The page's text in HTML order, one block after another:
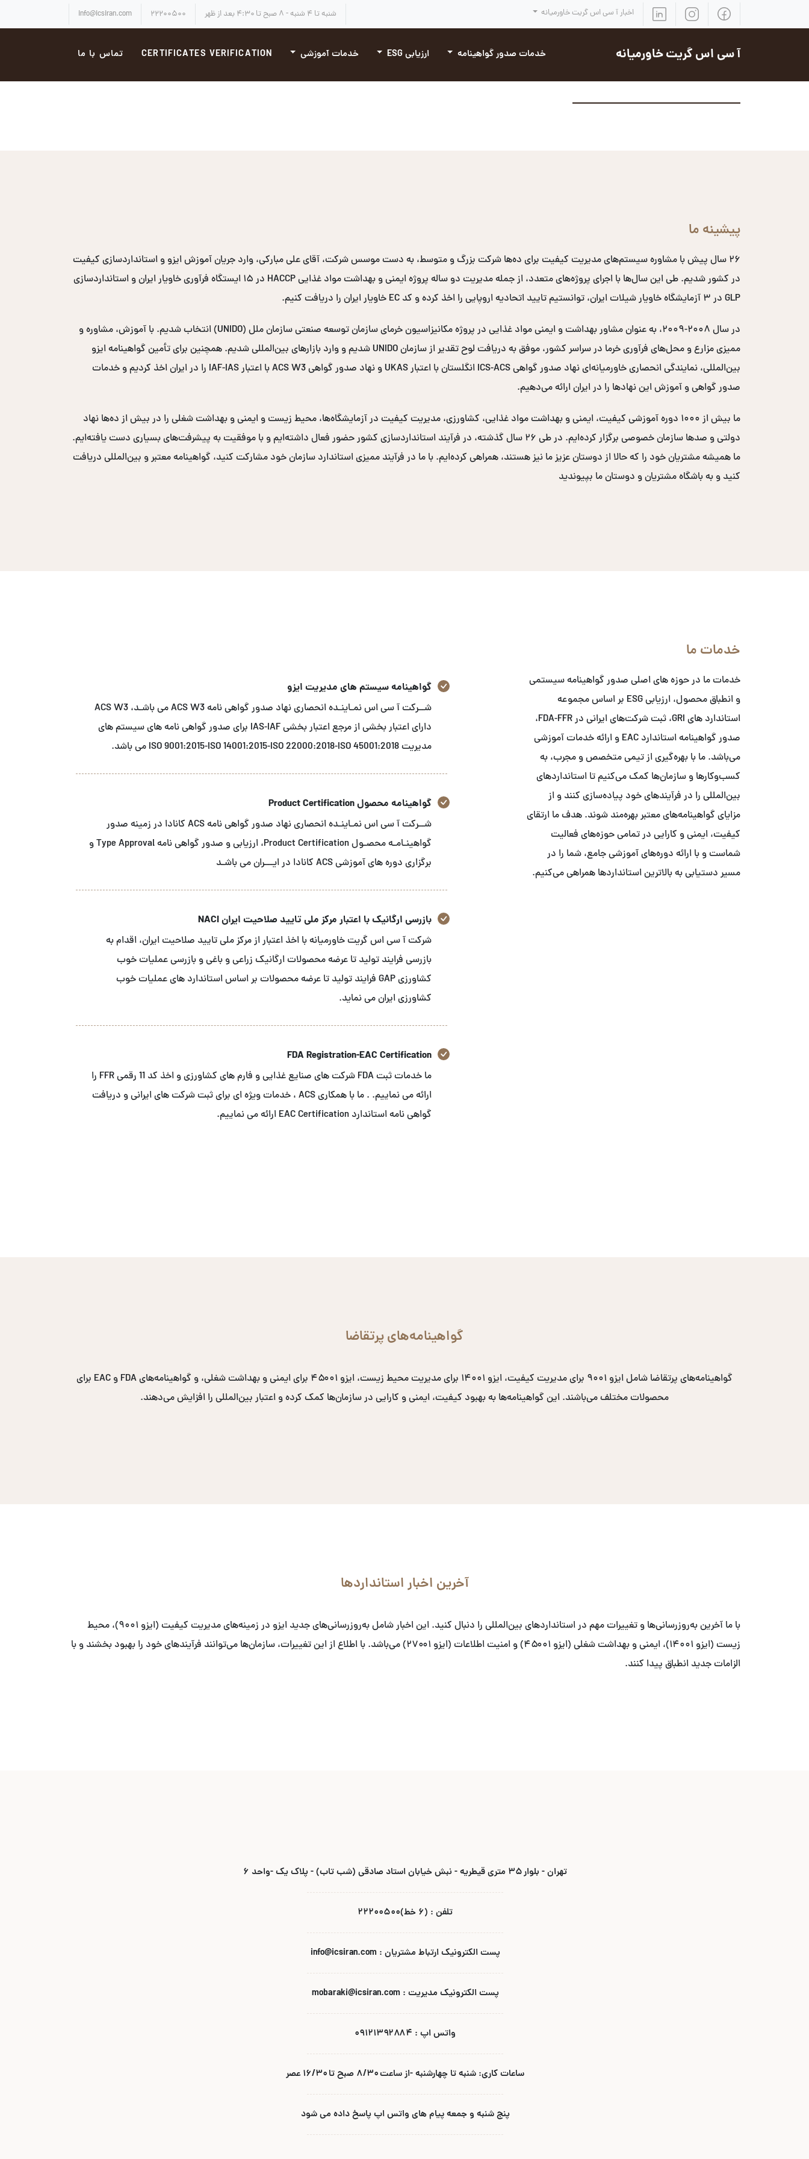
اخبار آ سی اس گریت خاورمیانه شنبه تا ۴ شنبه - ۸ صبح تا ۴:۳۰ بعد از ظهر ۲۲۲۰۰۵۰۰ info@icsiran.com
آ سی اس گریت خاورمیانه خدمات صدور گواهینامه ارزیابی ESG خدمات آموزشی CERTIFICATES VERIFICATION تماس با ما
پیشینه ما
۲۶ سال پیش با مشاوره سیستم‌های مدیریت کیفیت برای ده‌ها شرکت بزرگ و متوسط، به دست موسس شرکت، آقای علی مبارکی، وارد جریان آموزش ایزو و استانداردسازی کیفیت
در کشور شدیم. طی این سال‌ها با اجرای پروژه‌های متعدد، از جمله مدیریت دو ساله پروژه ایمنی و بهداشت مواد غذایی HACCP در ۱۵ ایستگاه فرآوری خاویار ایران و استانداردسازی
GLP در ۳ آزمایشگاه خاویار شیلات ایران، توانستیم تایید اتحادیه اروپایی را اخذ کرده و کد EC خاویار ایران را دریافت کنیم.
در سال ۲۰۰۸-۲۰۰۹، به عنوان مشاور بهداشت و ایمنی مواد غذایی در پروژه مکانیزاسیون خرمای سازمان توسعه صنعتی سازمان ملل (UNIDO) انتخاب شدیم. با آموزش، مشاوره و
ممیزی مزارع و محل‌های فرآوری خرما در سراسر کشور، موفق به دریافت لوح تقدیر از سازمان UNIDO شدیم و وارد بازارهای بین‌المللی شدیم. همچنین برای تأمین گواهینامه ایزو
بین‌المللی، نمایندگی انحصاری خاورمیانه‌ای نهاد صدور گواهی ICS-ACS انگلستان با اعتبار UKAS و نهاد صدور گواهی ACS W3 با اعتبار IAF-IAS را در ایران اخذ کردیم و خدمات
صدور گواهی و آموزش این نهادها را در ایران ارائه می‌دهیم.
ما بیش از ۱۰۰۰ دوره آموزشی کیفیت، ایمنی و بهداشت مواد غذایی، کشاورزی، مدیریت کیفیت در آزمایشگاه‌ها، محیط زیست و ایمنی و بهداشت شغلی را در بیش از ده‌ها نهاد
دولتی و صدها سازمان خصوصی برگزار کرده‌ایم. در طی ۲۶ سال گذشته، در فرآیند استانداردسازی کشور حضور فعال داشته‌ایم و با موفقیت به پیشرفت‌های بسیاری دست یافته‌ایم.
ما همیشه مشتریان خود را که حالا از دوستان عزیز ما نیز هستند، همراهی کرده‌ایم. با ما در فرآیند ممیزی استاندارد سازمان خود مشارکت کنید، گواهینامه معتبر و بین‌المللی دریافت
کنید و به باشگاه مشتریان و دوستان ما بپیوندید
خدمات ما
خدمات ما در حوزه های اصلی صدور گواهینامه سیستمی
و انطباق محصول، ارزیابی ESG بر اساس مجموعه
استاندارد های GRI، ثبت شرکت‌های ایرانی در FDA-FFR،
صدور گواهینامه استاندارد EAC و ارائه خدمات آموزشی
می‌باشد. ما با بهره‌گیری از تیمی متخصص و مجرب، به
کسب‌وکارها و سازمان‌ها کمک می‌کنیم تا استانداردهای
بین‌المللی را در فرآیندهای خود پیاده‌سازی کنند و از
مزایای گواهینامه‌های معتبر بهره‌مند شوند. هدف ما ارتقای
کیفیت، ایمنی و کارایی در تمامی حوزه‌های فعالیت
شماست و با ارائه دوره‌های آموزشی جامع، شما را در
مسیر دستیابی به بالاترین استانداردها همراهی می‌کنیم.
گواهینامه سیستم های مدیریت ایزو
شــرکت آ سی اس نمـاینـده انحصاری نهاد صدور گواهی نامه ACS W3 می باشـد، ACS W3
دارای اعتبار بخشی از مرجع اعتبار بخشی IAS-IAF برای صدور گواهی نامه های سیستم های
مدیریت ISO 9001:2015-ISO 14001:2015-ISO 22000:2018-ISO 45001:2018 می باشد.
گواهینامه محصول Product Certification
شــرکت آ سی اس نمـاینـده انحصاری نهاد صدور گواهی نامه ACS کانادا در زمینه صدور
گواهینـامـه محصـول Product Certification، ارزیابی و صدور گواهی نامه Type Approval و
برگزاری دوره های آموزشی ACS کانادا در ایـــران می باشـد
بازرسی ارگانیک با اعتبار مرکز ملی تایید صلاحیت ایران NACI
شرکت آ سی اس گریت خاورمیانه با اخذ اعتبار از مرکز ملی تایید صلاحیت ایران، اقدام به
بازرسی فرایند تولید تا عرضه محصولات ارگانیک زراعی و باغی و بازرسی عملیات خوب
کشاورزی GAP فرایند تولید تا عرضه محصولات بر اساس استاندارد های عملیات خوب
کشاورزی ایران می نماید.
FDA Registration-EAC Certification
ما خدمات ثبت FDA شرکت های صنایع غذایی و فارم های کشاورزی و اخذ کد 11 رقمی FFR را
ارائه می نماییم. . ما با همکاری ACS ، خدمات ویژه ای برای ثبت شرکت های ایرانی و دریافت
گواهی نامه استاندارد EAC Certification ارائه می نماییم.
گواهینامه‌های پرتقاضا
گواهینامه‌های پرتقاضا شامل ایزو ۹۰۰۱ برای مدیریت کیفیت، ایزو ۱۴۰۰۱ برای مدیریت محیط زیست، ایزو ۴۵۰۰۱ برای ایمنی و بهداشت شغلی، و گواهینامه‌های FDA و EAC برای
محصولات مختلف می‌باشند. این گواهینامه‌ها به بهبود کیفیت، ایمنی و کارایی در سازمان‌ها کمک کرده و اعتبار بین‌المللی را افزایش می‌دهند.
آخرین اخبار استانداردها
با ما آخرین به‌روزرسانی‌ها و تغییرات مهم در استانداردهای بین‌المللی را دنبال کنید. این اخبار شامل به‌روزرسانی‌های جدید ایزو در زمینه‌های مدیریت کیفیت (ایزو ۹۰۰۱)، محیط
زیست (ایزو ۱۴۰۰۱)، ایمنی و بهداشت شغلی (ایزو ۴۵۰۰۱) و امنیت اطلاعات (ایزو ۲۷۰۰۱) می‌باشد. با اطلاع از این تغییرات، سازمان‌ها می‌توانند فرآیندهای خود را بهبود بخشند و با
الزامات جدید انطباق پیدا کنند.
تهران - بلوار ۳۵ متری قیطریه - نبش خیابان استاد صادقی (شب تاب) - پلاک یک -واحد ۶
تلفن : (۶ خط)۲۲۲۰۰۵۰۰
پست الکترونیک ارتباط مشتریان : info@icsiran.com
پست الکترونیک مدیریت : mobaraki@icsiran.com
واتس اپ : ۰۹۱۲۱۳۹۲۸۸۴
ساعات کاری: شنبه تا چهارشنبه -از ساعت ۸/۳۰ صبح تا ۱۶/۳۰ عصر
پنج شنبه و جمعه پیام های واتس اپ پاسخ داده می شود